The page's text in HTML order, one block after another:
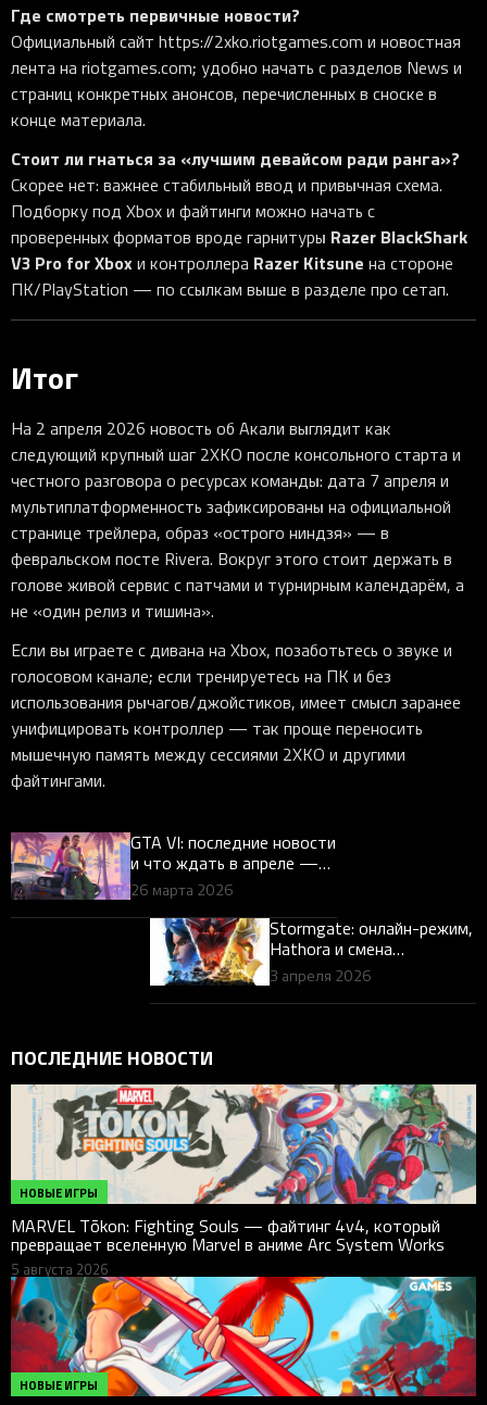
Где смотреть первичные новости?
Официальный сайт https://2xko.riotgames.com и новостная
лента на riotgames.com; удобно начать с разделов News и
страниц конкретных анонсов, перечисленных в сноске в
конце материала.
Стоит ли гнаться за «лучшим девайсом ради ранга»?
Скорее нет: важнее стабильный ввод и привычная схема.
Подборку под Xbox и файтинги можно начать с
проверенных форматов вроде гарнитуры Razer BlackShark
V3 Pro for Xboxи контроллера Razer Kitsune на стороне
ПК/PlayStation — по ссылкам выше в разделе про сетап.
Итог
На 2 апреля 2026 новость об Акали выглядит как
следующий крупный шаг 2XKO после консольного старта и
честного разговора о ресурсах команды: дата 7 апреля и
мультиплатформенность зафиксированы на официальной
странице трейлера, образ «острого ниндзя» — в
февральском посте Rivera. Вокруг этого стоит держать в
голове живой сервис с патчами и турнирным календарём, а
не «один релиз и тишина».
Если вы играете с дивана на Xbox, позаботьтесь о звуке и
голосовом канале; если тренируетесь на ПК и без
использования рычагов/джойстиков, имеет смысл заранее
унифицировать контроллер — так проще переносить
мышечную память между сессиями 2XKO и другими
файтингами.
GTA VI: последние новости
и что ждать в апреле —
разбор для геймеров
26 марта 2026
Stormgate: онлайн-режим,
Hathora и смена
инфраструктуры — что
известно геймерам
3 апреля 2026
ПОСЛЕДНИЕ НОВОСТИ
НОВЫЕ ИГРЫ
MARVEL Tōkon: Fighting Souls — файтинг 4v4, который
превращает вселенную Marvel в аниме Arc System Works
5 августа 2026
НОВЫЕ ИГРЫ